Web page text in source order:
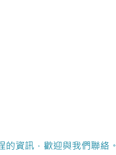
資訊，歡迎與我們聯絡。